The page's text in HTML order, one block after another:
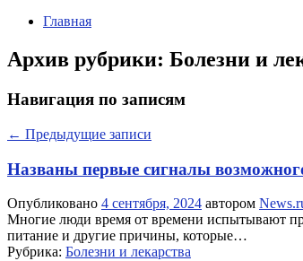
Главная
Архив рубрики: Болезни и
Навигация по записям
← Предыдущие записи
Названы первые сигналы
Опубликовано 4 сентября, 2024 автором
Многие люди время от времени испытывают
питание и другие причины, которые…
Рубрика: Болезни и лекарства